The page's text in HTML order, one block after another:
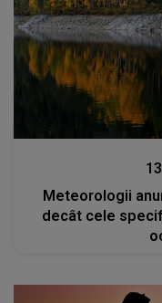
Meteorologii
decât cele